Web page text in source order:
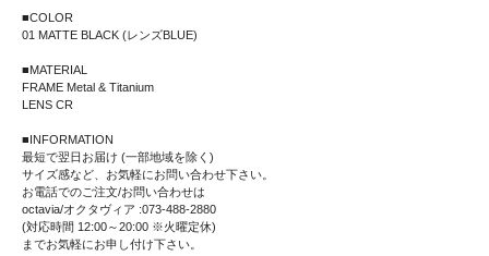
■COLOR
01 MATTE BLACK (レンズBLUE)
■MATERIAL
FRAME Metal & Titanium
LENS CR
■INFORMATION
最短で翌日お届け (一部地域を除く)
サイズ感など、お気軽にお問い合わせ下さい。
お電話でのご注文/お問い合わせは
octavia/オクタヴィア :073-488-2880
(対応時間 12:00～20:00 ※火曜定休)
までお気軽にお申し付け下さい。